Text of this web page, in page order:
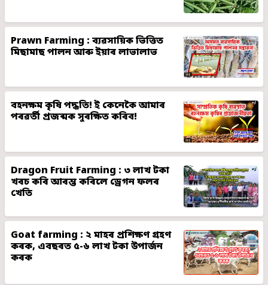
Prawn Farming : ব্যৱসায়িক ভিত্তিত
মিছামাছ পালন আৰু ইয়াৰ লাভালাভ
বহনক্ষম কৃষি পদ্ধতি! ই কেনেকৈ আমাৰ
পৰৱৰ্তী প্ৰজন্মক সুৰক্ষিত কৰিব!
Dragon Fruit Farming : ৩ লাখ টকা
খৰচ কৰি আৰম্ভ কৰিলে ড্ৰেগন ফলৰ
খেতি
Goat farming : ২ মাহৰ প্ৰশিক্ষণ গ্ৰহণ
কৰক, এবছৰত ৫-৬ লাখ টকা উপাৰ্জন
কৰক